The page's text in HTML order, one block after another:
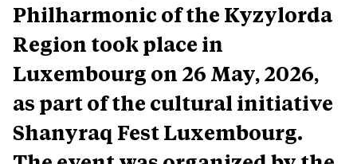
Philharmonic of the Kyzylorda
Region took place in
Luxembourg on 26 May, 2026,
as part of the cultural initiative
Shanyraq Fest Luxembourg.